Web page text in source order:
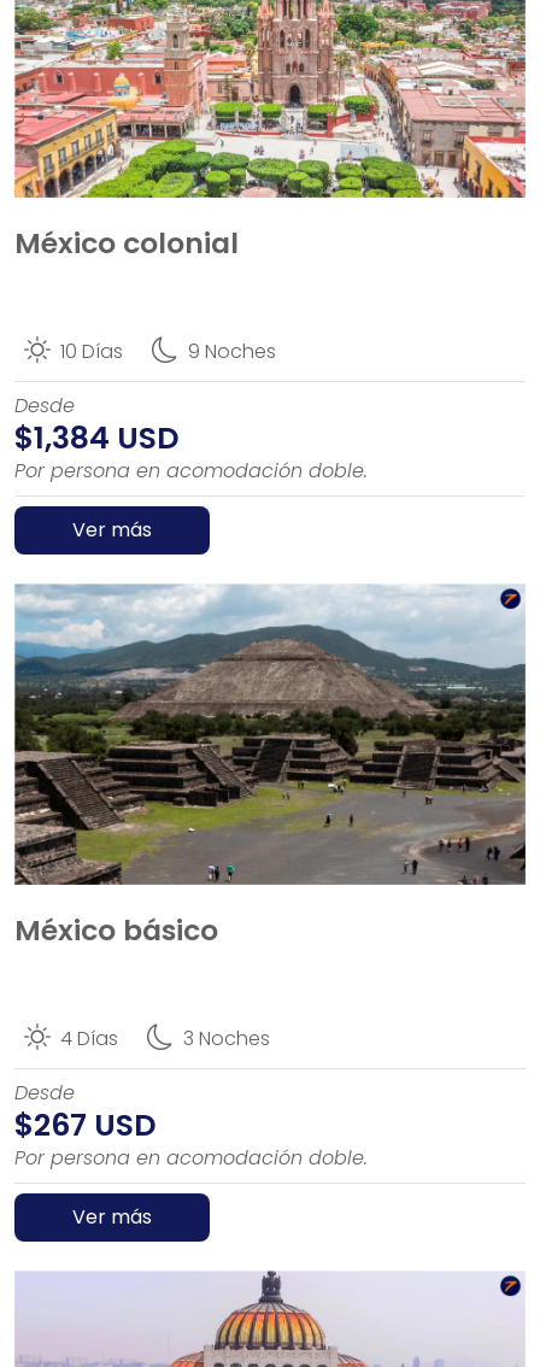
México colonial
10 Días
9 Noches
Desde
$1,384 USD
Por persona en acomodación doble.
Ver más
México básico
4 Días
3 Noches
Desde
$267 USD
Por persona en acomodación doble.
Ver más